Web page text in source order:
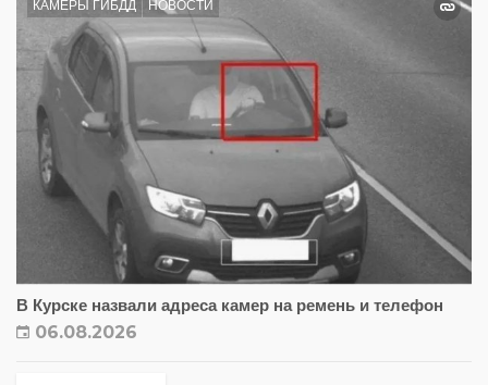
КАМЕРЫ ГИБДД НОВОСТИ
В Курске назвали адреса камер на ремень и телефон
06.08.2026